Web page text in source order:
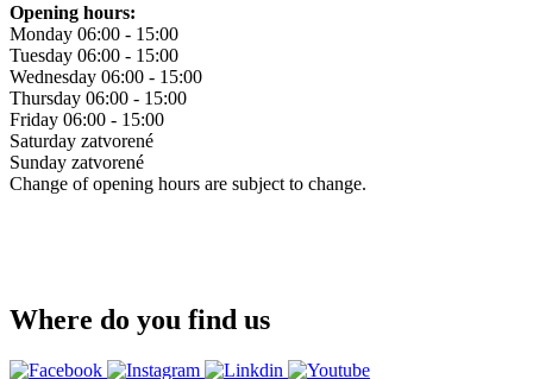
Opening hours:
Monday 06:00 - 15:00
Tuesday 06:00 - 15:00
Wednesday 06:00 - 15:00
Thursday 06:00 - 15:00
Friday 06:00 - 15:00
Saturday zatvorené
Sunday zatvorené
Change of opening hours are subject to change.
Where do you find us